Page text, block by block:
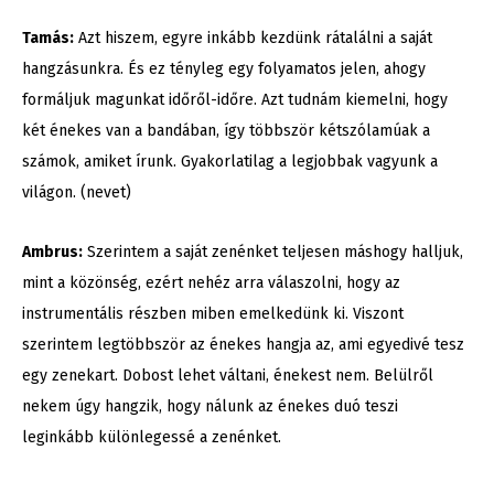
Tamás: Azt hiszem, egyre inkább kezdünk rátalálni a saját
hangzásunkra. És ez tényleg egy folyamatos jelen, ahogy
formáljuk magunkat időről-időre. Azt tudnám kiemelni, hogy
két énekes van a bandában, így többször kétszólamúak a
számok, amiket írunk. Gyakorlatilag a legjobbak vagyunk a
világon. (nevet)
Ambrus: Szerintem a saját zenénket teljesen máshogy halljuk,
mint a közönség, ezért nehéz arra válaszolni, hogy az
instrumentális részben miben emelkedünk ki. Viszont
szerintem legtöbbször az énekes hangja az, ami egyedivé tesz
egy zenekart. Dobost lehet váltani, énekest nem. Belülről
nekem úgy hangzik, hogy nálunk az énekes duó teszi
leginkább különlegessé a zenénket.